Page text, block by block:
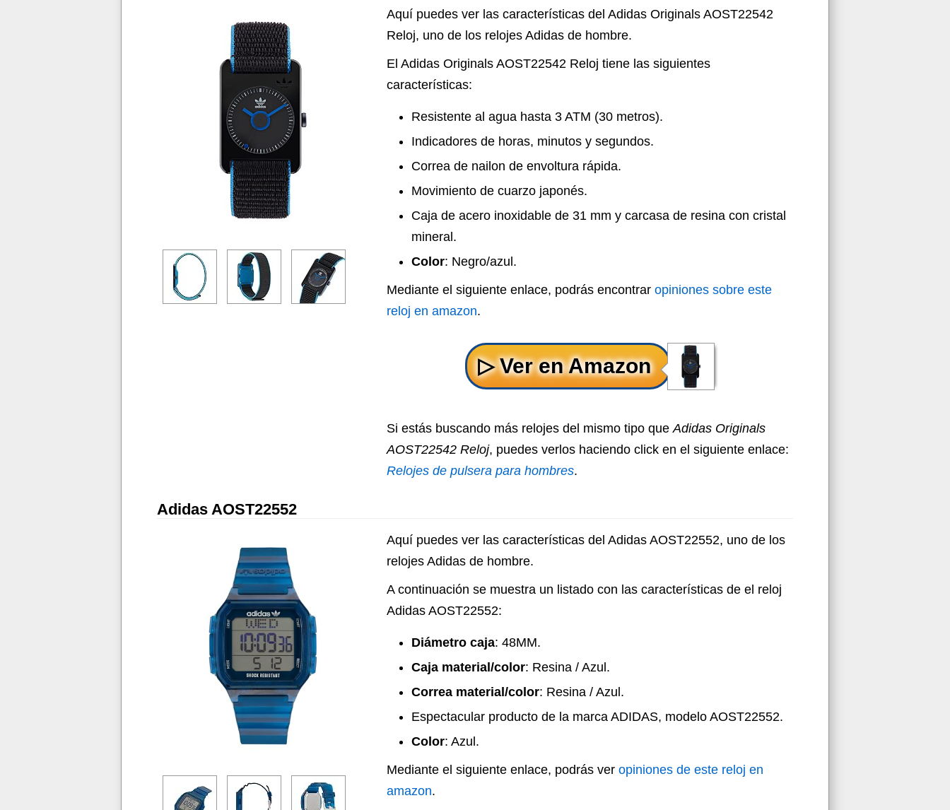
Aquí puedes ver las características del Adidas Originals AOST22542
Reloj, uno de los relojes Adidas de hombre.
El Adidas Originals AOST22542 Reloj tiene las siguientes
características:
Resistente al agua hasta 3 ATM (30 metros).
Indicadores de horas, minutos y segundos.
Correa de nailon de envoltura rápida.
Movimiento de cuarzo japonés.
Caja de acero inoxidable de 31 mm y carcasa de resina con cristal
mineral.
Color: Negro/azul.
Mediante el siguiente enlace, podrás encontrar opiniones sobre este
reloj en amazon.
Si estás buscando más relojes del mismo tipo queAdidas Originals
AOST22542 Reloj, puedes verlos haciendo click en el siguiente enlace:
Relojes de pulsera para hombres.
Adidas AOST22552
Aquí puedes ver las características del Adidas AOST22552, uno de los
relojes Adidas de hombre.
A continuación se muestra un listado con las características de el reloj
Adidas AOST22552:
Diámetro caja: 48MM.
Caja material/color: Resina / Azul.
Correa material/color: Resina / Azul.
Espectacular producto de la marca ADIDAS, modelo AOST22552.
Color: Azul.
Mediante el siguiente enlace, podrás ver opiniones de este reloj en
amazon.